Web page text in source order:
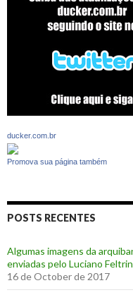
ducker.com.br
Promova sua página também
POSTS RECENTES
Algumas imagens da
enviadas pelo Luciano
16 de October de 2017